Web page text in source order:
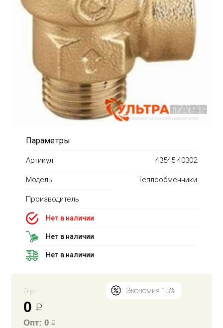
Параметры
Артикул 43545 40302
Модель Теплообменники
Производитель
Нет в наличии
Нет в наличии
Нет в наличии
0 р. Экономия 15%
0Р
Опт: 0Р